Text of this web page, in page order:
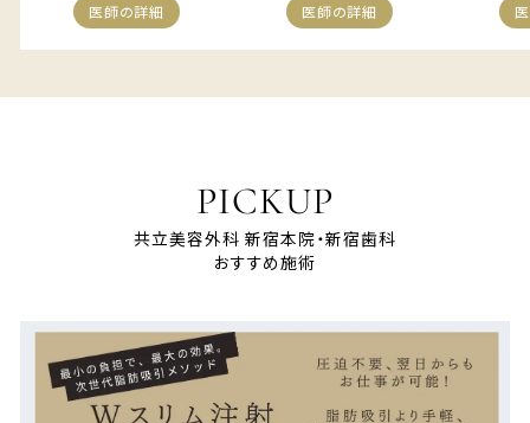
医師の詳細 医師の詳細
PICKUP
共立美容外科 新宿本院・新宿歯科
おすすめ施術